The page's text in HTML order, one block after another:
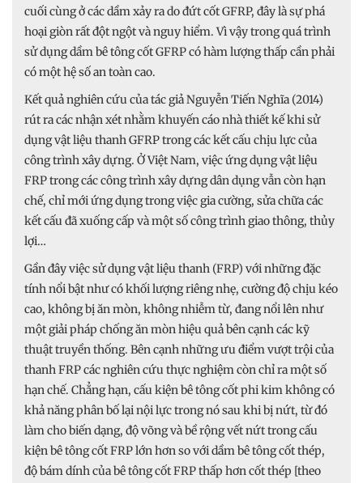
cuối cùng ở các dầm xảy ra do đứt cốt GFRP, đây là sự phá
hoại giòn rất đột ngột và nguy hiểm. Vì vậy trong quá trình
sử dụng dầm bê tông cốt GFRP có hàm lượng thấp cần phải
có một hệ số an toàn cao.
Kết quả nghiên cứu của tác giả Nguyễn Tiến Nghĩa (2014)
rút ra các nhận xét nhằm khuyến cáo nhà thiết kế khi sử
dụng vật liệu thanh GFRP trong các kết cấu chịu lực của
công trình xây dựng. Ở Việt Nam, việc ứng dụng vật liệu
FRP trong các công trình xây dựng dân dụng vẫn còn hạn
chế, chỉ mới ứng dụng trong việc gia cường, sửa chữa các
kết cấu đã xuống cấp và một số công trình giao thông, thủy
lợi…
Gần đây việc sử dụng vật liệu thanh (FRP) với những đặc
tính nổi bật như có khối lượng riêng nhẹ, cường độ chịu kéo
cao, không bị ăn mòn, không nhiễm từ, đang nổi lên như
một giải pháp chống ăn mòn hiệu quả bên cạnh các kỹ
thuật truyền thống. Bên cạnh những ưu điểm vượt trội của
thanh FRP các nghiên cứu thực nghiệm còn chỉ ra một số
hạn chế. Chẳng hạn, cấu kiện bê tông cốt phi kim không có
khả năng phân bố lại nội lực trong nó sau khi bị nứt, từ đó
làm cho biến dạng, độ võng và bề rộng vết nứt trong cấu
kiện bê tông cốt FRP lớn hơn so với dầm bê tông cốt thép,
độ bám dính của bê tông cốt FRP thấp hơn cốt thép [theo